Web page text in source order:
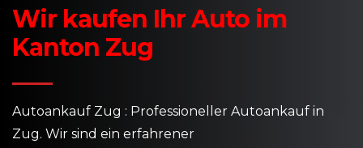
Wir kaufen Ihr Auto im
Kanton Zug
Autoankauf Zug : Professioneller Autoankauf in
Zug. Wir sind ein erfahrener